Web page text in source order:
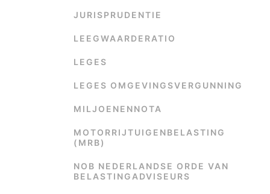
JURISPRUDENTIE
LEEGWAARDERATIO
LEGES
LEGES OMGEVINGSVERGUNNING
MILJOENENNOTA
MOTORRIJTUIGENBELASTING
(MRB)
NOB NEDERLANDSE ORDE VAN
BELASTINGADVISEURS